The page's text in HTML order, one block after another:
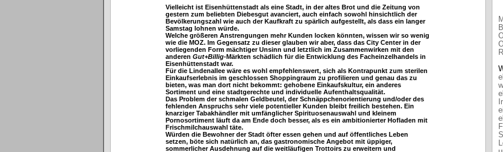
Vielleicht ist Eisenhüttenstadt als eine Stadt, in der altes Brot und die Zeitung von
gestern zum beliebten Diebesgut avanciert, auch einfach sowohl hinsichtlich der
Bevölkerungszahl wie auch der Kaufkraft zu spärlich aufgestellt, als dass ein langer
Samstag lohnen würde.
Welche größeren Anstrengungen mehr Kunden locken könnten, wissen wir so wenig
wie die MOZ. Im Gegensatz zu dieser glauben wir aber, dass das City Center in der
vorliegenden Form mächtiger Unsinn und letztlich im Zusammenwirken mit den
anderen Gut+Billig-Märkten schädlich für die Entwicklung des Facheinzelhandels in
Eisenhüttenstadt war.
Für die Lindenallee wäre es wohl empfehlenswert, sich als Kontrapunkt zum sterilen
Einkaufserlebnis im geschlossen Shoppingraum zu profilieren und genau das zu
bieten, was man dort nicht bekommt: gehobene Einkaufskultur, ein anderes
Sortiment und eine stadtgerechte und individuelle Aufenthaltsqualität.
Das Problem der schmalen Geldbeutel, der Schnäppchenorientierung und/oder des
fehlenden Anspruchs sehr viele potentieller Kunden bleibt freilich bestehen. Ein
knarziger Tabakhändler mit umfänglicher Spirituosenauswahl und kleinem
Pornosortiment läuft da am Ende doch besser, als es ein ambitionierter Hofladen mit
Frischmilchauswahl täte.
Würden die Bewohner der Stadt öfter essen gehen und auf öffentliches Leben
setzen, böte sich natürlich an, das gastronomische Angebot mit üppiger,
sommerlicher Ausdehnung auf die weitläufigen Trottoirs zu erweitern und